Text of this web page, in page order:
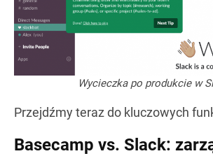
Wycieczka po produkcie w
Przejdźmy teraz do kluczowych
Basecamp vs. Slack: